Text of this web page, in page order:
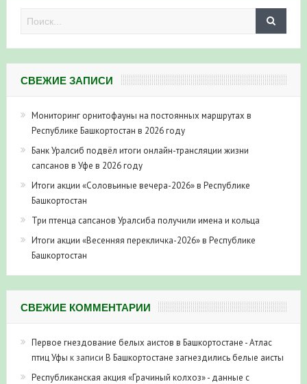
СВЕЖИЕ ЗАПИСИ
Мониторинг орнитофауны на постоянных маршрутах в
Республике Башкортостан в 2026 году
Банк Уралсиб подвёл итоги онлайн-трансляции жизни
сапсанов в Уфе в 2026 году
Итоги акции «Соловьиные вечера-2026» в Республике
Башкортостан
Три птенца сапсанов Уралсиба получили имена и кольца
Итоги акции «Весенняя перекличка-2026» в Республике
Башкортостан
СВЕЖИЕ КОММЕНТАРИИ
Первое гнездование белых аистов в Башкортостане - Атлас
птиц Уфы к записи В Башкортостане загнездились белые аисты
Республиканская акция «Грачиный колхоз» - данные с